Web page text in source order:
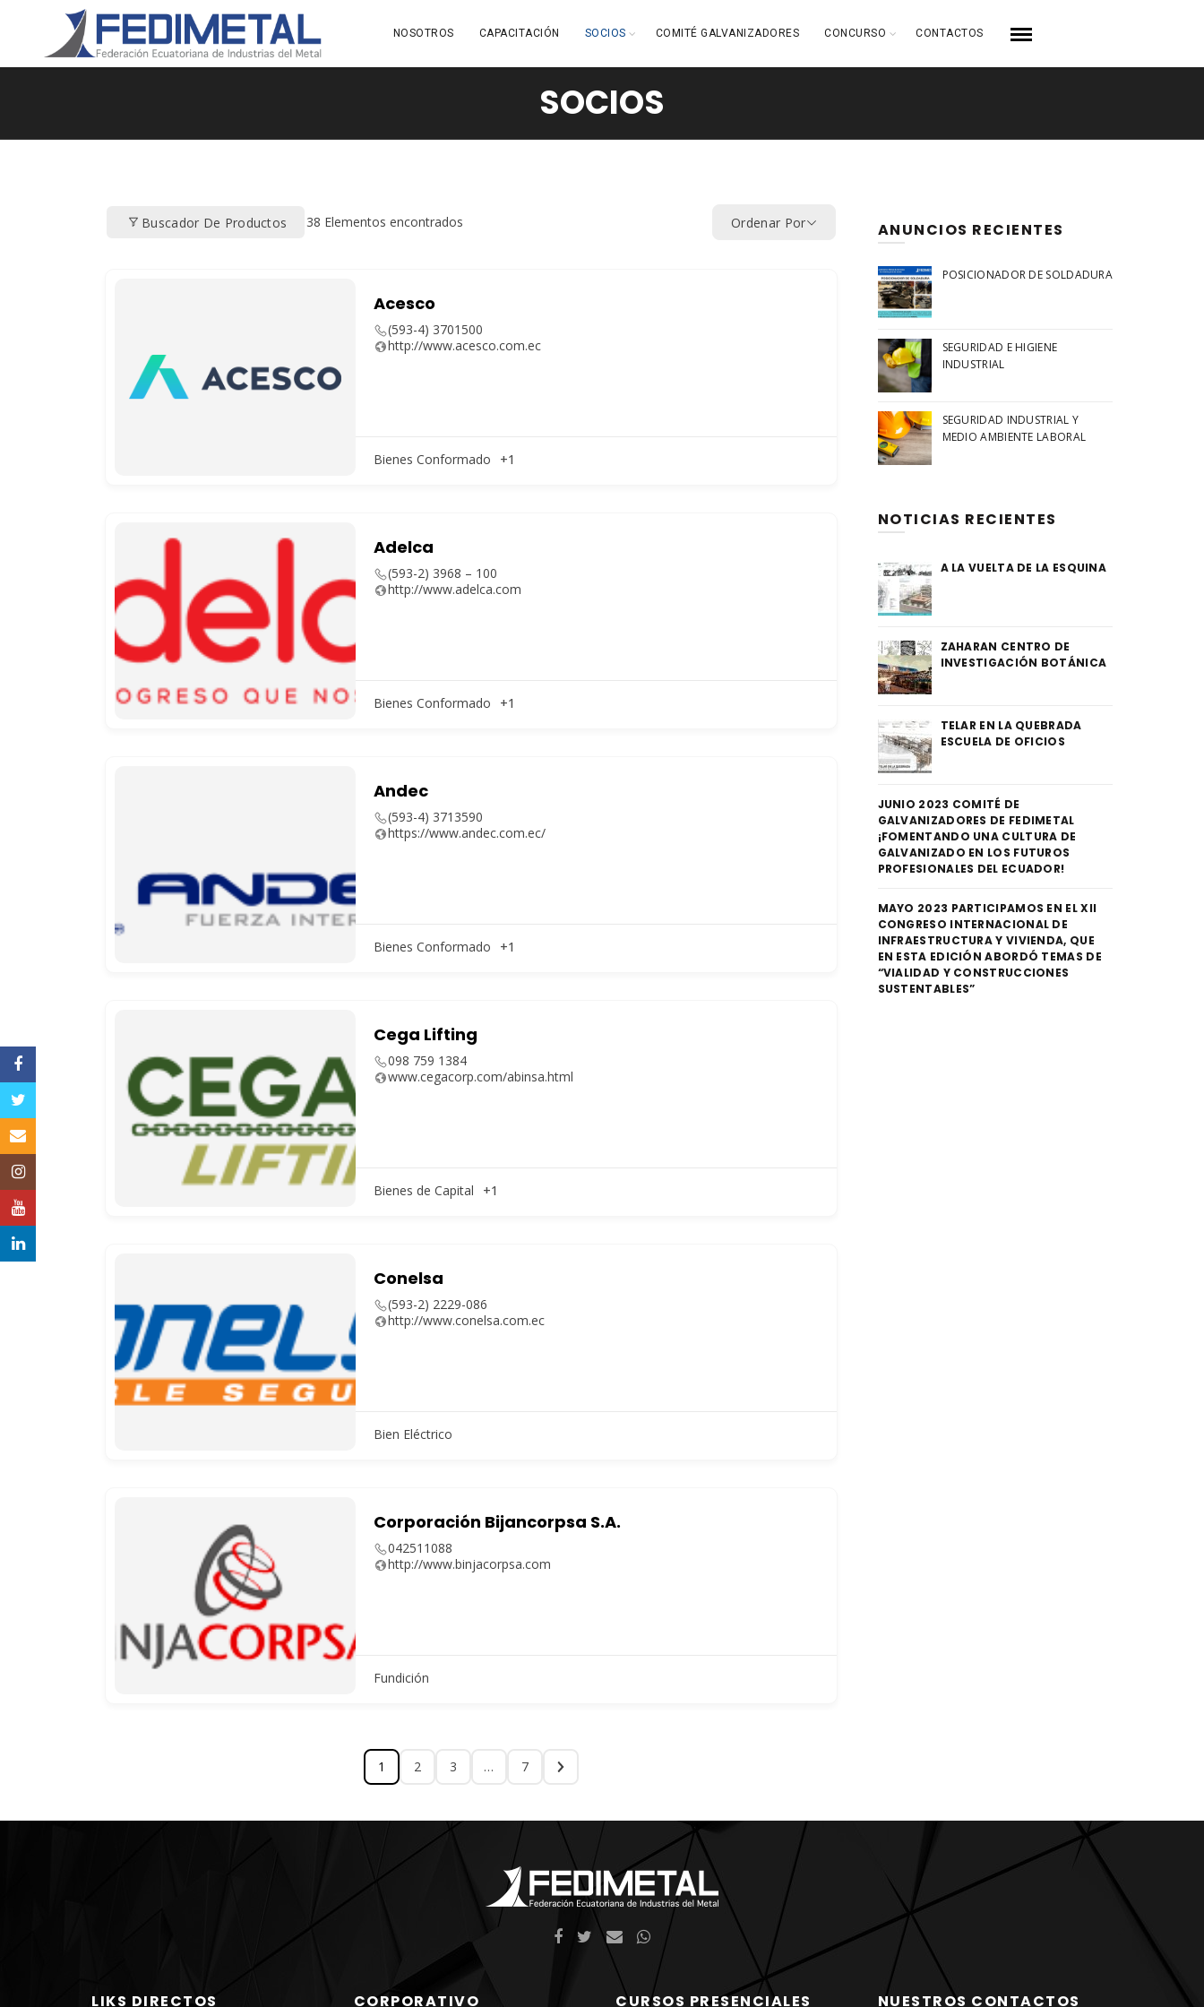
NOSOTROS CAPACITACIÓN SOCIOS COMITÉ GALVANIZADORES CONCURSO CONTACTOS
SOCIOS
Buscador De Productos 38 Elementos encontrados Ordenar Por
Acesco
(593-4) 3701500
http://www.acesco.com.ec
Bienes Conformado +1
Adelca
(593-2) 3968 – 100
http://www.adelca.com
Bienes Conformado +1
Andec
(593-4) 3713590
https://www.andec.com.ec/
Bienes Conformado +1
Cega Lifting
098 759 1384
www.cegacorp.com/abinsa.html
Bienes de Capital +1
Conelsa
(593-2) 2229-086
http://www.conelsa.com.ec
Bien Eléctrico
Corporación Bijancorpsa S.A.
042511088
http://www.binjacorpsa.com
Fundición
1 2 3 … 7
ANUNCIOS RECIENTES
POSICIONADOR DE SOLDADURA
SEGURIDAD E HIGIENE
INDUSTRIAL
SEGURIDAD INDUSTRIAL Y
MEDIO AMBIENTE LABORAL
NOTICIAS RECIENTES
A LA VUELTA DE LA ESQUINA
ZAHARAN CENTRO DE
INVESTIGACIÓN BOTÁNICA
TELAR EN LA QUEBRADA
ESCUELA DE OFICIOS
JUNIO 2023 COMITÉ DE
GALVANIZADORES DE FEDIMETAL
¡FOMENTANDO UNA CULTURA DE
GALVANIZADO EN LOS FUTUROS
PROFESIONALES DEL ECUADOR!
MAYO 2023 PARTICIPAMOS EN EL XII
CONGRESO INTERNACIONAL DE
INFRAESTRUCTURA Y VIVIENDA, QUE
EN ESTA EDICIÓN ABORDÓ TEMAS DE
“VIALIDAD Y CONSTRUCCIONES
SUSTENTABLES”
LIKS DIRECTOS CORPORATIVO CURSOS PRESENCIALES NUESTROS CONTACTOS